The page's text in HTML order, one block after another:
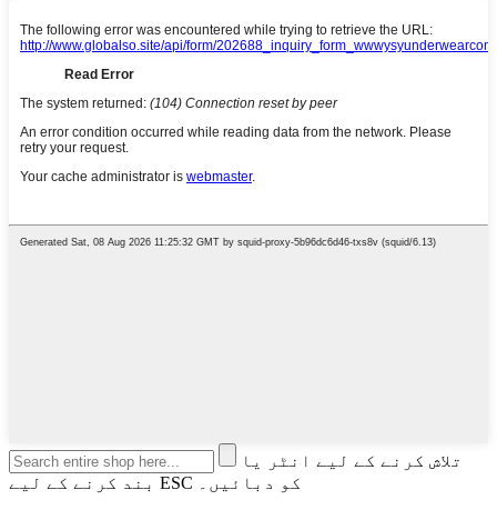
تلاش کرنے کے لیے انٹر یا
بند کرنے کے لیے ESC کو دبائیں۔